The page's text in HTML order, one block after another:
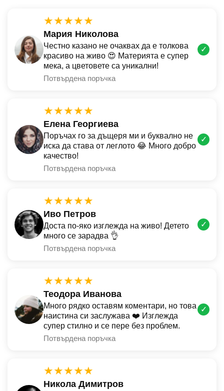
★★★★★
Мария Николова
Честно казано не очаквах да е толкова
красиво на живо 😍 Материята е супер
мека, а цветовете са уникални!
Потвърдена поръчка
✓
★★★★★
Елена Георгиева
Поръчах го за дъщеря ми и буквално не
иска да става от леглото 😂 Много добро
качество!
Потвърдена поръчка
✓
★★★★★
Иво Петров
Доста по-яко изглежда на живо! Детето
много се зарадва 👌
Потвърдена поръчка
✓
★★★★★
Теодора Иванова
Много рядко оставям коментари, но това
наистина си заслужава ❤️ Изглежда
супер стилно и се пере без проблем.
Потвърдена поръчка
✓
★★★★★
Никола Димитров